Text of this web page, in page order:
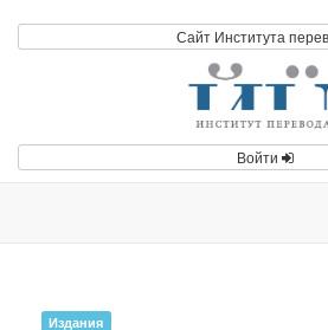
Сайт Института
Войти
Издания